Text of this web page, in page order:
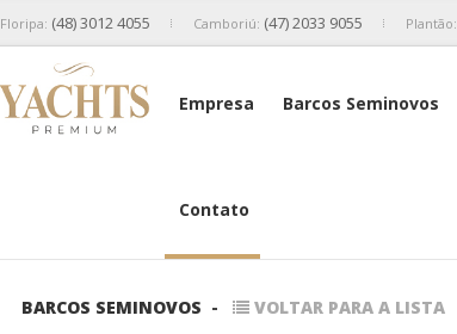
Floripa: (48) 3012 4055 Camboriú: (47) 2033 9055 Plantão:
Empresa Barcos Seminovos
Contato
BARCOS SEMINOVOS - VOLTAR PARA A LISTA